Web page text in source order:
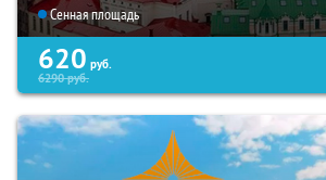
Сенная площадь
620 руб.
6290руб.